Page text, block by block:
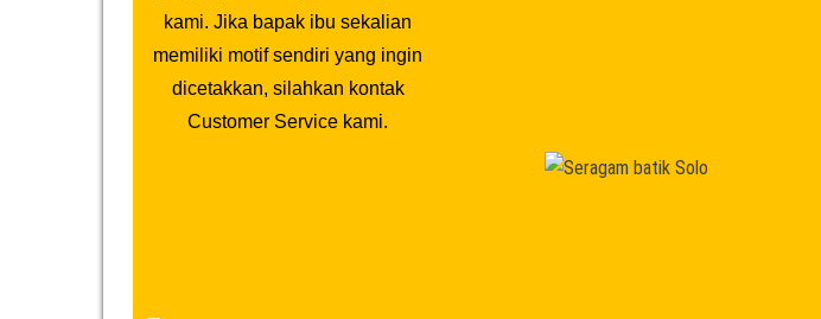
kami. Jika bapak ibu sekalian
memiliki motif sendiri yang ingin
dicetakkan, silahkan kontak
Customer Service kami.